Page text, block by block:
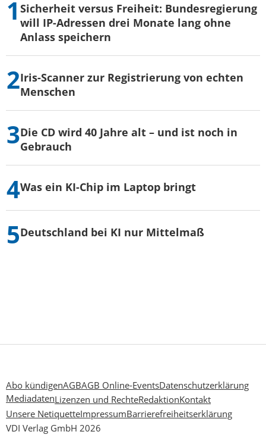
Sicherheit versus Freiheit: Bundesregierung
will IP-Adressen drei Monate lang ohne
Anlass speichern
Iris-Scanner zur Registrierung von echten
Menschen
Die CD wird 40 Jahre alt – und ist noch in
Gebrauch
Was ein KI-Chip im Laptop bringt
Deutschland bei KI nur Mittelmaß
Abo kündigenAGBAGB Online-EventsDatenschutzerklärung
MediadatenLizenzen und RechteRedaktionKontakt
Unsere NetiquetteImpressumBarrierefreiheitserklärung
VDI Verlag GmbH 2026